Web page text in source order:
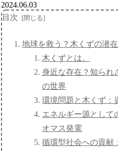
2024.06.03
目次
地球を救う？木くずの潜
木くずとは。
身近な存在？知られ
の世界
環境問題と木くず：
エネルギー源として
オマス発電
循環型社会への貢献